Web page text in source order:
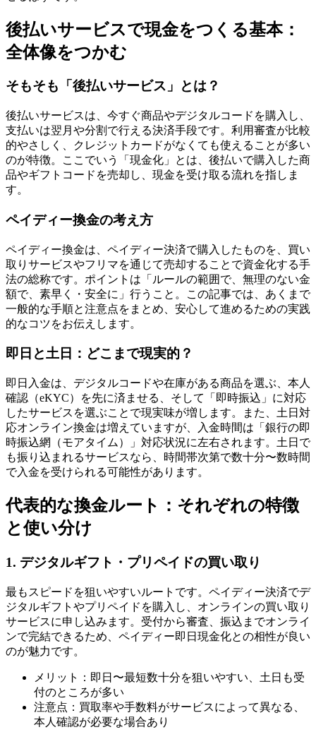
後払いサービスで現金をつくる基本：
全体像をつかむ
そもそも「後払いサービス」とは？
後払いサービスは、今すぐ商品やデジタルコードを購入し、
支払いは翌月や分割で行える決済手段です。利用審査が比較
的やさしく、クレジットカードがなくても使えることが多い
のが特徴。ここでいう「現金化」とは、後払いで購入した商
品やギフトコードを売却し、現金を受け取る流れを指しま
す。
ペイディー換金の考え方
ペイディー換金は、ペイディー決済で購入したものを、買い
取りサービスやフリマを通じて売却することで資金化する手
法の総称です。ポイントは「ルールの範囲で、無理のない金
額で、素早く・安全に」行うこと。この記事では、あくまで
一般的な手順と注意点をまとめ、安心して進めるための実践
的なコツをお伝えします。
即日と土日：どこまで現実的？
即日入金は、デジタルコードや在庫がある商品を選ぶ、本人
確認（eKYC）を先に済ませる、そして「即時振込」に対応
したサービスを選ぶことで現実味が増します。また、土日対
応オンライン換金は増えていますが、入金時間は「銀行の即
時振込網（モアタイム）」対応状況に左右されます。土日で
も振り込まれるサービスなら、時間帯次第で数十分〜数時間
で入金を受けられる可能性があります。
代表的な換金ルート：それぞれの特徴
と使い分け
1. デジタルギフト・プリペイドの買い取り
最もスピードを狙いやすいルートです。ペイディー決済でデ
ジタルギフトやプリペイドを購入し、オンラインの買い取り
サービスに申し込みます。受付から審査、振込までオンライ
ンで完結できるため、ペイディー即日現金化との相性が良い
のが魅力です。
メリット：即日〜最短数十分を狙いやすい、土日も受
付のところが多い
注意点：買取率や手数料がサービスによって異なる、
本人確認が必要な場合あり